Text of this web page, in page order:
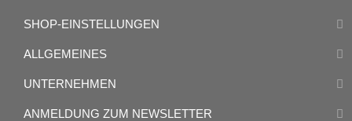
SHOP-EINSTELLUNGEN
ALLGEMEINES
UNTERNEHMEN
ANMELDUNG ZUM NEWSLETTER